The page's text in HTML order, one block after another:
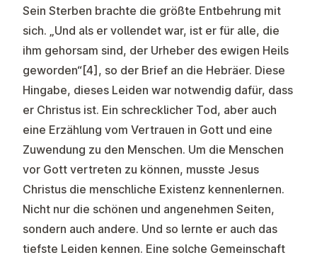
Sein Sterben brachte die größte Entbehrung mit
sich. „Und als er vollendet war, ist er für alle, die
ihm gehorsam sind, der Urheber des ewigen Heils
geworden“[4], so der Brief an die Hebräer. Diese
Hingabe, dieses Leiden war notwendig dafür, dass
er Christus ist. Ein schrecklicher Tod, aber auch
eine Erzählung vom Vertrauen in Gott und eine
Zuwendung zu den Menschen. Um die Menschen
vor Gott vertreten zu können, musste Jesus
Christus die menschliche Existenz kennenlernen.
Nicht nur die schönen und angenehmen Seiten,
sondern auch andere. Und so lernte er auch das
tiefste Leiden kennen. Eine solche Gemeinschaft